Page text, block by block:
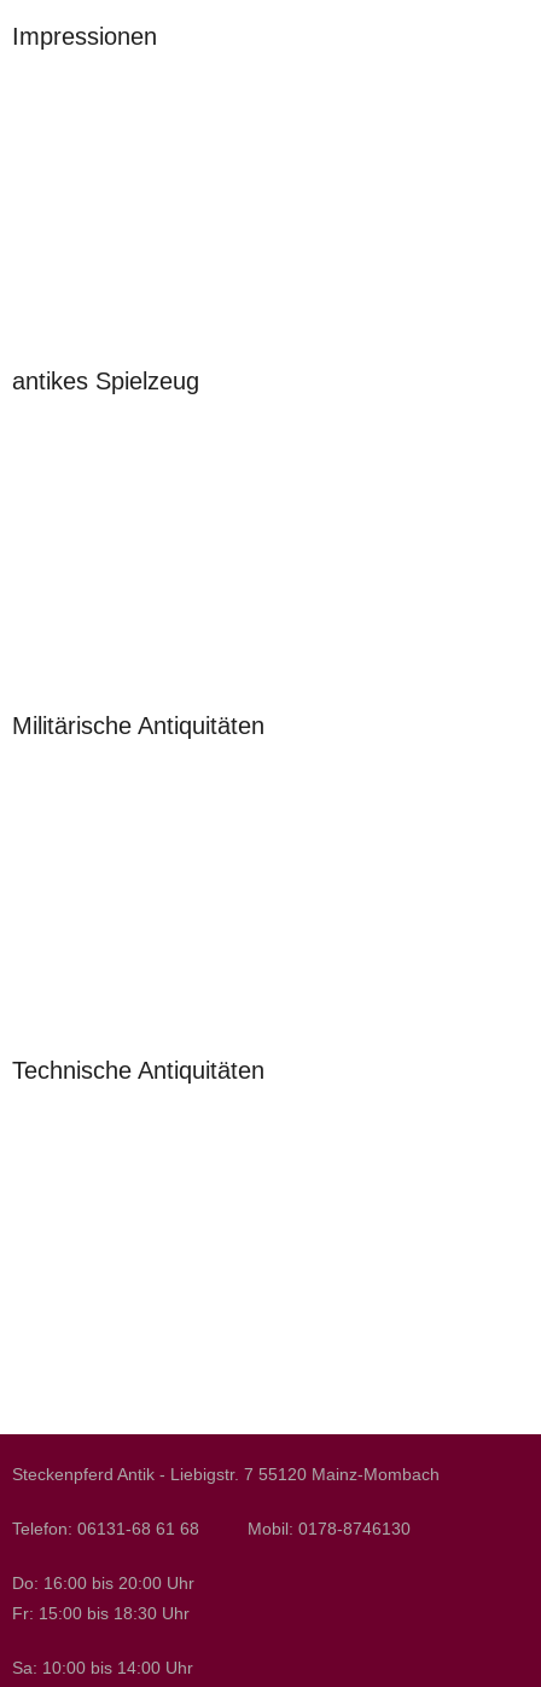
Impressionen
antikes Spielzeug
Militärische Antiquitäten
Technische Antiquitäten
Steckenpferd Antik - Liebigstr. 7 55120 Mainz-Mombach
Telefon: 06131-68 61 68 Mobil: 0178-8746130
Do: 16:00 bis 20:00 Uhr
Fr: 15:00 bis 18:30 Uhr
Sa: 10:00 bis 14:00 Uhr